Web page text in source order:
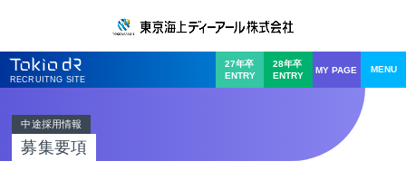
RECRUITNG SITE
27年卒
ENTRY
28年卒
ENTRY
MY PAGE
中途採用情報
募集要項